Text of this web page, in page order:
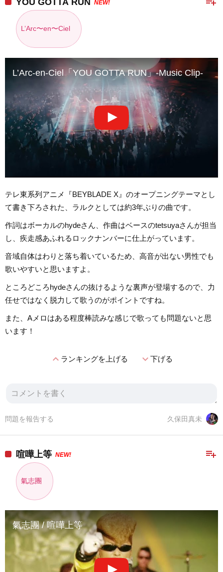
NEW!
L’Arc〜en〜Ciel
L’Arc-en-Ciel「YOU GOTTA RUN」-Music Clip-
テレ東系列アニメ『BEYBLADE X』のオープニングテーマとし
て書き下ろされた、ラルクとしては約3年ぶりの曲です。
作詞はボーカルのhydeさん、作曲はベースのtetsuyaさんが担当
し、疾走感あふれるロックナンバーに仕上がっています。
音域自体はわりと落ち着いているため、高音が出ない男性でも
歌いやすいと思いますよ。
ところどころhydeさんの抜けるような裏声が登場するので、力
任せではなく脱力して歌うのがポイントですね。
また、Aメロはある程度棒読みな感じで歌っても問題ないと思
います！
expand_lessランキングを上げる expand_more下げる
久保田真未
問題を報告する
playlist_add
喧嘩上等 NEW!
氣志團
氣志團 / 喧嘩上等